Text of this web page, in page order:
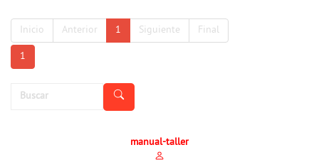
Inicio Anterior 1 Siguiente Final
1
manual-taller